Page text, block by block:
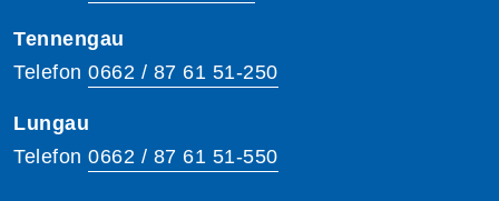
Tennengau
Telefon 0662 / 87 61 51-250
Lungau
Telefon 0662 / 87 61 51-550